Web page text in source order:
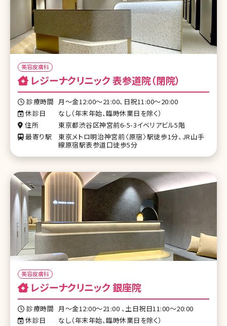
美容皮膚科
レジーナクリニック 表参道院（閉院）
診療時間 月〜金12:00〜21:00、日祝11:00〜20:00
休診日
なし（年末年始、臨時休業日を除く）
住所
東京都渋谷区神宮前6-5-3イベリアビル5階
最寄り駅
東京メトロ明治神宮前〈原宿〉駅徒歩1分、JR山手
線原宿駅表参道口徒歩5分
美容皮膚科
レジーナクリニック 銀座院
診療時間 月〜金12:00〜21:00 、土日祝日11:00〜20:00
休診日
なし（年末年始、臨時休業日を除く）